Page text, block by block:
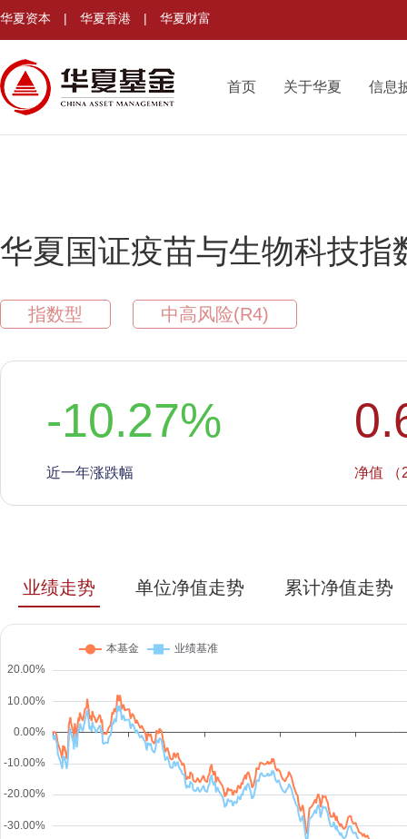
华夏资本 | 华夏香港 | 华夏财富
首页 关于华夏 信息
华夏国证疫苗与生物科技指
指数型 中高风险(R4)
-10.27%
近一年涨跌幅 净值 （
业绩走势 单位净值走势 累计净值走势